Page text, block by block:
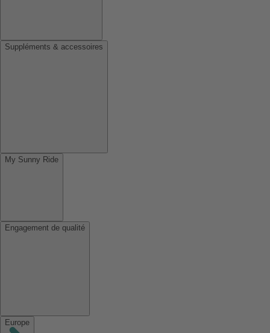
Suppléments & accessoires
My Sunny Ride
Engagement de qualité
Europe